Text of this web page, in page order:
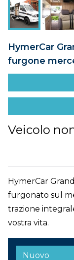
DOVE SIAMO
CONTATTI
HymerCar
furgone
Veicolo
HymerCar
furgonato sul
trazione
vostra vita.